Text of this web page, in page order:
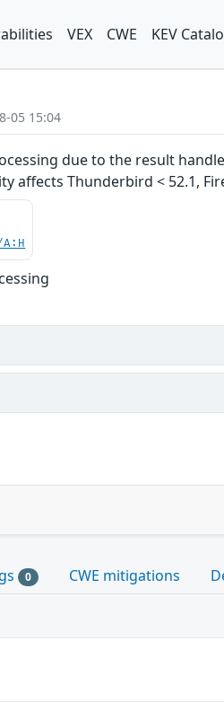
VEX CWE KEV
05 15:04
due to the result
Thunderbird < 52.1,
0 CWE mitigations